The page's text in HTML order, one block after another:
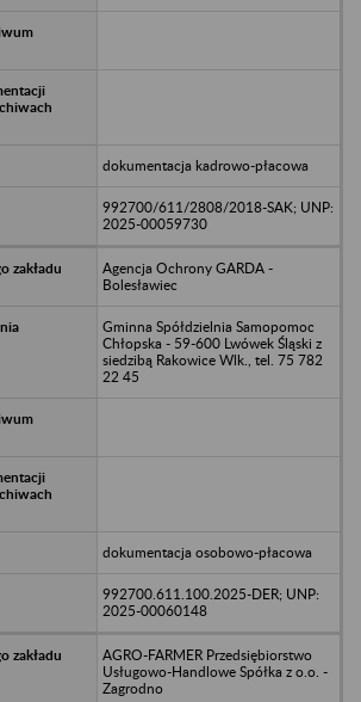
dokumentacja kadrowo-płacowa
992700/611/2808/2018-SAK; UNP:
2025-00059730
Agencja Ochrony GARDA -
Bolesławiec
Gminna Spółdzielnia Samopomoc
Chłopska - 59-600 Lwówek Śląski z
siedzibą Rakowice Wlk., tel. 75 782
22 45
dokumentacja osobowo-płacowa
992700.611.100.2025-DER; UNP:
2025-00060148
AGRO-FARMER Przedsiębiorstwo
Usługowo-Handlowe Spółka z o.o. -
Zagrodno